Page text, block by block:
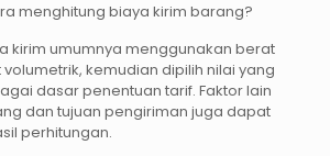
menghitung biaya kirim barang?
kirim umumnya menggunakan berat
kemudian dipilih nilai yang
dasar penentuan tarif. Faktor lain
dan tujuan pengiriman juga dapat
perhitungan.